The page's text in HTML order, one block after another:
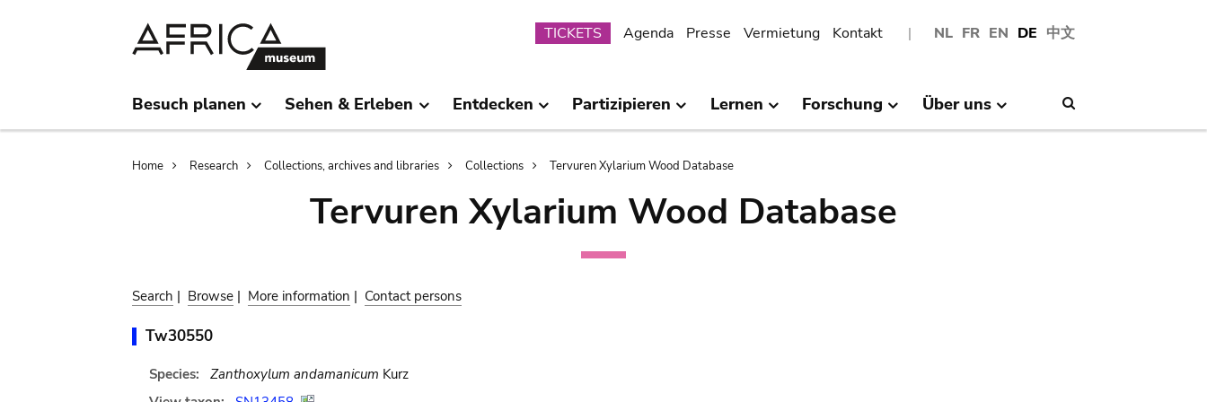
NL FR EN DE 中文
Submenu
TICKETS Agenda Presse Vermietung Kontakt
Besuch planen Sehen & Erleben Entdecken Partizipieren Lernen Forschung Über uns
Breadcrumb
Home Research Collections, archives and libraries Collections Tervuren Xylarium Wood Database
Tervuren Xylarium Wood Database
Search | Browse | More information | Contact persons
Tw30550
Species: Zanthoxylum andamanicum Kurz